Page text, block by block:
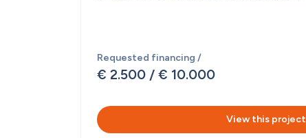
Requested financing /
€ 2.500 / € 10.000
View this project